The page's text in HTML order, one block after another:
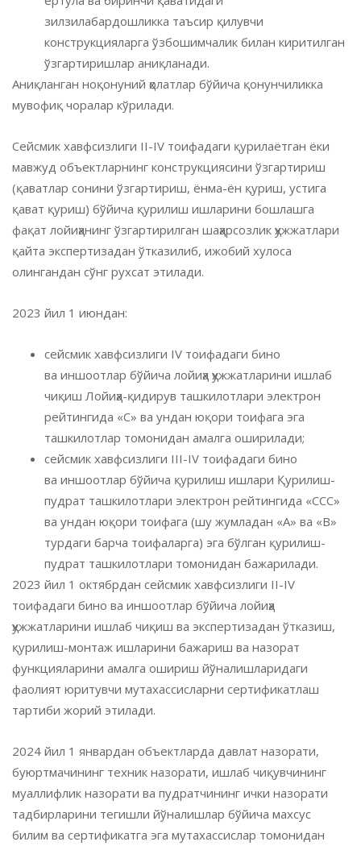
зилзилабардошликка таъсир қилувчи
конструкцияларга ўзбошимчалик билан киритилган
ўзгартиришлар аниқланади.
Аниқланган ноқонуний ҳолатлар бўйича қонунчиликка
мувофиқ чоралар кўрилади.
Сейсмик хавфсизлиги II-IV тоифадаги қурилаётган ёки
мавжуд объектларнинг конструкциясини ўзгартириш
(қаватлар сонини ўзгартириш, ёнма-ён қуриш, устига
қават қуриш) бўйича қурилиш ишларини бошлашга
фақат лойиҳанинг ўзгартирилган шаҳарсозлик ҳужжатлари
қайта экспертизадан ўтказилиб, ижобий хулоса
олингандан сўнг рухсат этилади.
2023 йил 1 июндан:
сейсмик хавфсизлиги IV тоифадаги бино
ва иншоотлар бўйича лойиҳа ҳужжатларини ишлаб
чиқиш Лойиҳа-қидирув ташкилотлари электрон
рейтингида «С» ва ундан юқори тоифага эга
ташкилотлар томонидан амалга оширилади;
сейсмик хавфсизлиги III-IV тоифадаги бино
ва иншоотлар бўйича қурилиш ишлари Қурилиш-
пудрат ташкилотлари электрон рейтингида «ССС»
ва ундан юқори тоифага (шу жумладан «А» ва «B»
турдаги барча тоифаларга) эга бўлган қурилиш-
пудрат ташкилотлари томонидан бажарилади.
2023 йил 1 октябрдан сейсмик хавфсизлиги II-IV
тоифадаги бино ва иншоотлар бўйича лойиҳа
ҳужжатларини ишлаб чиқиш ва экспертизадан ўтказиш,
қурилиш-монтаж ишларини бажариш ва назорат
функцияларини амалга ошириш йўналишларидаги
фаолият юритувчи мутахассисларни сертификатлаш
тартиби жорий этилади.
2024 йил 1 январдан объектларда давлат назорати,
буюртмачининг техник назорати, ишлаб чиқувчининг
муаллифлик назорати ва пудратчининг ички назорати
тадбирларини тегишли йўналишлар бўйича махсус
билим ва сертификатга эга мутахассислар томонидан